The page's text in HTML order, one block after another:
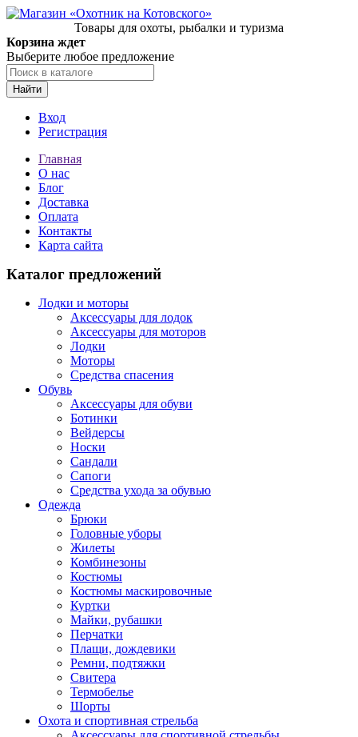
Товары для охоты, рыбалки и туризма
Корзина ждет
Выберите любое предложение
Найти
Вход
Регистрация
Главная
О нас
Блог
Доставка
Оплата
Контакты
Карта сайта
Каталог предложений
Лодки и моторы
Аксессуары для лодок
Аксессуары для моторов
Лодки
Моторы
Средства спасения
Обувь
Аксессуары для обуви
Ботинки
Вейдерсы
Носки
Сандали
Сапоги
Средства ухода за обувью
Одежда
Брюки
Головные уборы
Жилеты
Комбинезоны
Костюмы
Костюмы маскировочные
Куртки
Майки, рубашки
Перчатки
Плащи, дождевики
Ремни, подтяжки
Свитера
Термобелье
Шорты
Охота и спортивная стрельба